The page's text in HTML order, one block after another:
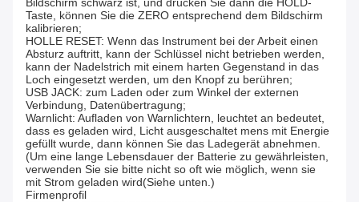
Taste, können Sie die ZERO entsprechend dem Bildschirm
kalibrieren;
HOLLE RESET: Wenn das Instrument bei der Arbeit einen
Absturz auftritt, kann der Schlüssel nicht betrieben werden,
kann der Nadelstrich mit einem harten Gegenstand in das
Loch eingesetzt werden, um den Knopf zu berühren;
USB JACK: zum Laden oder zum Winkel der externen
Verbindung, Datenübertragung;
Warnlicht: Aufladen von Warnlichtern, leuchtet an bedeutet,
dass es geladen wird, Licht ausgeschaltet mens mit Energie
gefüllt wurde, dann können Sie das Ladegerät abnehmen.
(Um eine lange Lebensdauer der Batterie zu gewährleisten,
verwenden Sie sie bitte nicht so oft wie möglich, wenn sie
mit Strom geladen wird(Siehe unten.)
Firmenprofil